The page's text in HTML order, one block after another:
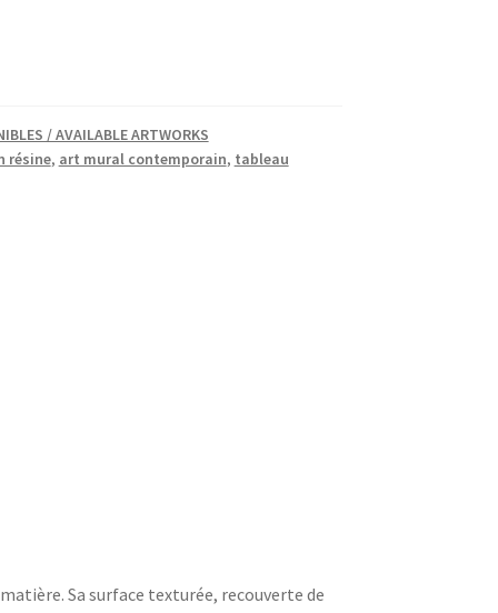
/ AVAILABLE ARTWORKS
résine, art mural contemporain, tableau
Sa surface texturée, recouverte de